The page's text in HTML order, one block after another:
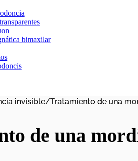
bimaxilar
invisible/Tratamiento de una
de una